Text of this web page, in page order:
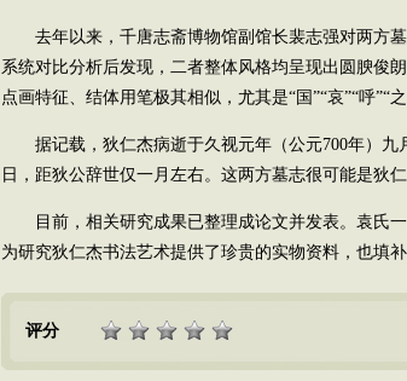
去年以来，千唐志斋博物馆副馆长裴志强对两方墓
系统对比分析后发现，二者整体风格均呈现出圆腴俊
点画特征、结体用笔极其相似，尤其是“国”“哀”“呼”“
据记载，狄仁杰病逝于久视元年（公元700年）九
日，距狄公辞世仅一月左右。这两方墓志很可能是狄
目前，相关研究成果已整理成论文并发表。袁氏一
为研究狄仁杰书法艺术提供了珍贵的实物资料，也填补
评分